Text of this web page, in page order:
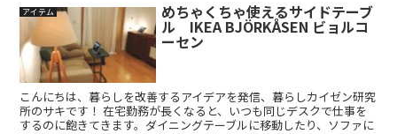
アイテム めちゃくちゃ使えるサイドテーブ
ル IKEA BJÖRKÅSEN ビョルコ
ーセン
こんにちは、暮らしを改善するアイデアを発信、暮らしカイゼン研究
所のサキです！ 在宅勤務が長くなると、いつも同じデスクで仕事を
するのに飽きてきます。ダイニングテーブルに移動したり、ソファに